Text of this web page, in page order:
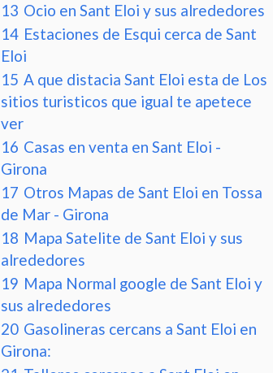
13 Ocio en Sant Eloi y sus alrededores
14 Estaciones de Esqui cerca de Sant
Eloi
15 A que distacia Sant Eloi esta de Los
sitios turisticos que igual te apetece
ver
16 Casas en venta en Sant Eloi -
Girona
17 Otros Mapas de Sant Eloi en Tossa
de Mar - Girona
18 Mapa Satelite de Sant Eloi y sus
alrededores
19 Mapa Normal google de Sant Eloi y
sus alrededores
20 Gasolineras cercans a Sant Eloi en
Girona: